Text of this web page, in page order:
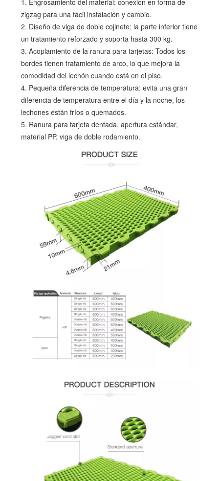
zigzag para una fácil instalación y cambio.
2. Diseño de viga de doble cojinete: la parte inferior tiene
un tratamiento reforzado y soporta hasta 300 kg.
3. Acoplamiento de la ranura para tarjetas: Todos los
bordes tienen tratamiento de arco, lo que mejora la
comodidad del lechón cuando está en el piso.
4. Pequeña diferencia de temperatura: evita una gran
diferencia de temperatura entre el día y la noche, los
lechones están fríos o quemados.
5. Ranura para tarjeta dentada, apertura estándar,
material PP, viga de doble rodamiento.